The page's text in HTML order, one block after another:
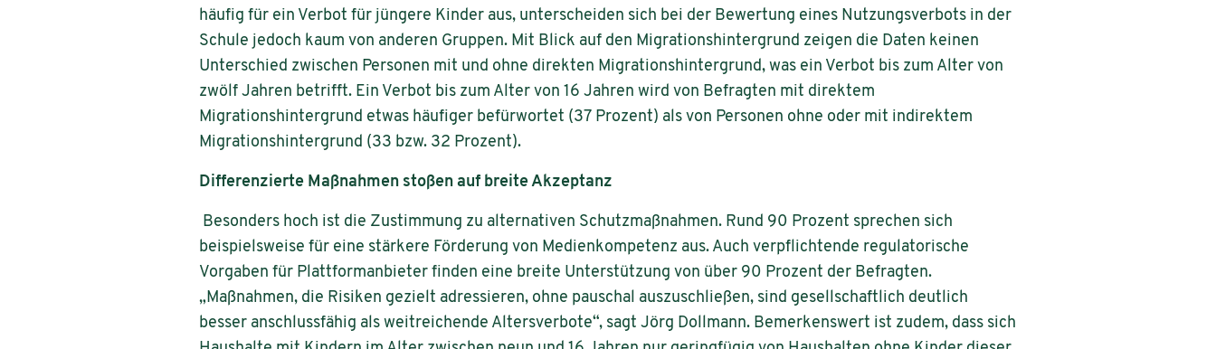
häufig für ein Verbot für jüngere Kinder aus, unterscheiden sich bei der Bewertung eines Nutzungsverbots in der
Schule jedoch kaum von anderen Gruppen. Mit Blick auf den Migrationshintergrund zeigen die Daten keinen
Unterschied zwischen Personen mit und ohne direkten Migrationshintergrund, was ein Verbot bis zum Alter von
zwölf Jahren betrifft. Ein Verbot bis zum Alter von 16 Jahren wird von Befragten mit direktem
Migrationshintergrund etwas häufiger befürwortet (37 Prozent) als von Personen ohne oder mit indirektem
Migrationshintergrund (33 bzw. 32 Prozent).
Differenzierte Maßnahmen stoßen auf breite Akzeptanz
Besonders hoch ist die Zustimmung zu alternativen Schutzmaßnahmen. Rund 90 Prozent sprechen sich
beispielsweise für eine stärkere Förderung von Medienkompetenz aus. Auch verpflichtende regulatorische
Vorgaben für Plattformanbieter finden eine breite Unterstützung von über 90 Prozent der Befragten.
„Maßnahmen, die Risiken gezielt adressieren, ohne pauschal auszuschließen, sind gesellschaftlich deutlich
besser anschlussfähig als weitreichende Altersverbote“, sagt Jörg Dollmann. Bemerkenswert ist zudem, dass sich